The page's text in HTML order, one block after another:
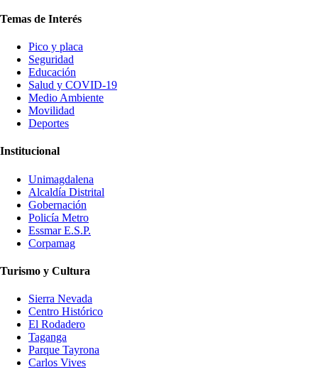
Temas de Interés
Pico y placa
Seguridad
Educación
Salud y COVID-19
Medio Ambiente
Movilidad
Deportes
Institucional
Unimagdalena
Alcaldía Distrital
Gobernación
Policía Metro
Essmar E.S.P.
Corpamag
Turismo y Cultura
Sierra Nevada
Centro Histórico
El Rodadero
Taganga
Parque Tayrona
Carlos Vives